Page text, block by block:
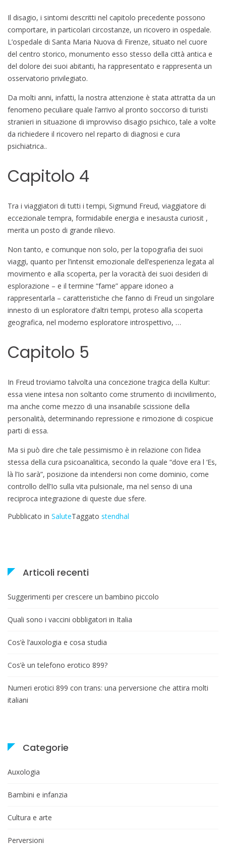
Il disagio, i sintomi descritti nel capitolo precedente possono
comportare, in particolari circostanze, un ricovero in ospedale.
L’ospedale di Santa Maria Nuova di Firenze, situato nel cuore
del centro storico, monumento esso stesso della città antica e
del dolore dei suoi abitanti, ha rappresentato e rappresenta un
osservatorio privilegiato.
Da molti anni, infatti, la nostra attenzione è stata attratta da un
fenomeno peculiare quale l’arrivo al pronto soccorso di turisti
stranieri in situazione di improvviso disagio psichico, tale a volte
da richiedere il ricovero nel reparto di diagnosi e cura
psichiatrica..
Capitolo 4
Tra i viaggiatori di tutti i tempi, Sigmund Freud, viaggiatore di
eccezionale tempra, formidabile energia e inesausta curiosit ,
merita un posto di grande rilievo.
Non tanto, e comunque non solo, per la topografia dei suoi
viaggi, quanto per l’intensit emozionale dell’esperienza legata al
movimento e alla scoperta, per la voracità dei suoi desideri di
esplorazione – e il termine “fame” appare idoneo a
rappresentarla – caratteristiche che fanno di Freud un singolare
innesto di un esploratore d’altri tempi, proteso alla scoperta
geografica, nel moderno esploratore introspettivo, …
Capitolo 5
In Freud troviamo talvolta una concezione tragica della Kultur:
essa viene intesa non soltanto come strumento di incivilimento,
ma anche come mezzo di una insanabile scissione della
personalità, determinando repressione e rimozione di cospicue
parti di essa.
Ma si può dire che tale pessimismo è in relazione con l’idea
stessa della cura psicoanalitica, secondo la quale “dove era l ‘Es,
là l’Io sarà”, posizione da intendersi non come dominio, come
controllo dell’Io sulla vita pulsionale, ma nel senso di una
reciproca integrazione di queste due sfere.
Pubblicato in SaluteTaggato stendhal
Articoli recenti
Suggerimenti per crescere un bambino piccolo
Quali sono i vaccini obbligatori in Italia
Cos’è l’auxologia e cosa studia
Cos’è un telefono erotico 899?
Numeri erotici 899 con trans: una perversione che attira molti
italiani
Categorie
Auxologia
Bambini e infanzia
Cultura e arte
Perversioni